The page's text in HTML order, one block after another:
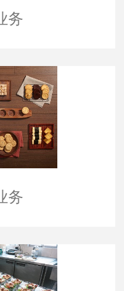
务
务